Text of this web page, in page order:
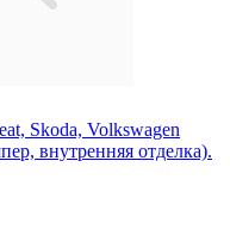
Skoda, Volkswagen
внутренняя отделка).